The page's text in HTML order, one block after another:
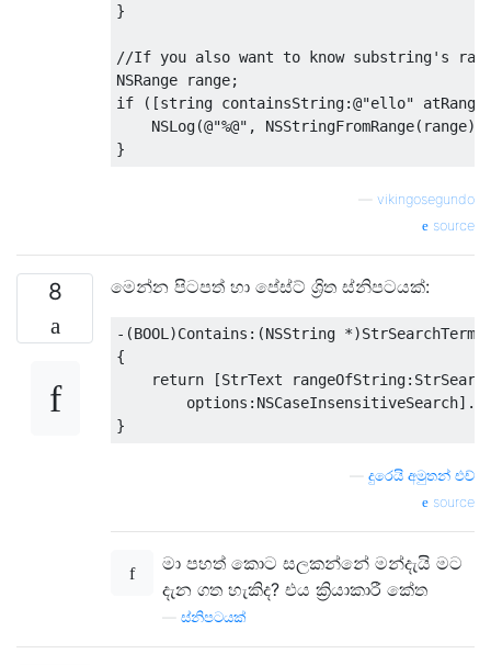
}
//If you also want to know substring's
NSRange range;
if
([string containsString:@"ello" atRange
NSLog(@"%@" , NSStringFromRange( range
}
vikingosegundo
source
8 මෙන්න පිටපත් හා පේස්ට් ශ්‍රිත ස්නිපටයක්:
-(BOOL )Contains :(NSString *)StrSearchTerm
{
return
[StrText rangeOfString:
        options
: NSCaseInsensitiveSearch].
}
දුරෙයි අමුතන් එච්
source
මා පහත් කොට සලකන්නේ මන්දැයි මට
දැන ගත හැකිද? එය ක්‍රියාකාරී කේත
ස්නිපටයක්